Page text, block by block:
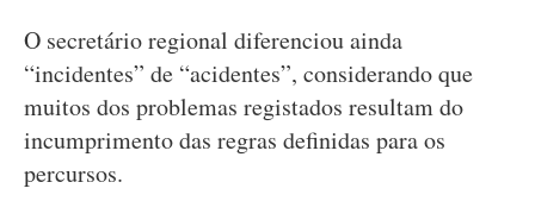
O secretário regional diferenciou ainda
“incidentes” de “acidentes”, considerando que
muitos dos problemas registados resultam do
incumprimento das regras definidas para os
percursos.